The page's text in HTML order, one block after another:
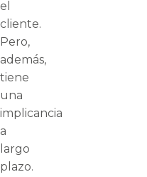
el
cliente.
Pero,
además,
tiene
una
implicancia
a
largo
plazo.